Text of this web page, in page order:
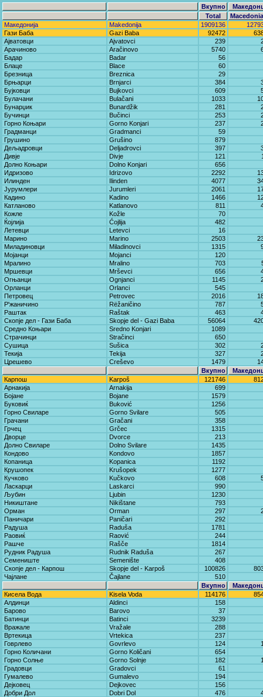
Вкупно
Total
Македонија
Makedonija 1909136
Гази Баба
Gazi Baba 92472
Ајватовци
Ajvatovci 239
Арачиново
Aračinovo 5740
Бадар
Badar
56
Блаце
Blace
60
Брезница
Breznica
29
Брњарци
Brnjarci 384
Бујковци
Bujkovci 609
Булачани
Bulačani 1033
Бунарџик
Bunardžik 281
Бучинци
Bučinci 253
Горно Коњари
Gorno Konjari 237
Градманци
Gradmanci
59
Грушино
Grušino
879
Дељадровци
Deljadrovci 397
Дивје
Divje 121
Долно Коњари
Dolno Konjari
656
Идризово
Idrizovo 2292
Илинден
Ilinden 4077
Јурумлери
Јurumleri 2061
Кадино
Kadino 1466
Катланово
Katlanovo 811
Кожле
Kožle
70
Ќојлија
Ćojlija
482
Летевци
Letevci
16
Марино
Marino 2503
Миладиновци
Miladinovci 1315
Мојанци
Mojanci
120
Мралино
Mralino 703
Мршевци
Mrševci 656
Огњанци
Ognjanci 1145
Орланци
Orlanci
545
Петровец
Petrovec 2016
Р'жаничино
Rëžaničino 787
Раштак
Raštak 463
Скопје дел - Гази Баба
Skopje del - Gazi Baba 56064
Средно Коњари
Sredno Konjari
1089
Страчинци
Stračinci
650
Сушица
Sušica 302
Текија
Tekija 327
Црешево
Creševo 1479
Вкупно
Карпош
Karpoš 121746
Арнакија
Arnakija
699
Бојане
Bojane
1579
Буковиќ
Buković
1256
Горно Свиларе
Gorno Svilare
505
Грачани
Gračani
358
Грчец
Grčec
1315
Дворце
Dvorce
213
Долно Свиларе
Dolno Svilare
1435
Кондово
Kondovo
1857
Копаница
Kopanica
1192
Крушопек
Krušopek
1277
Кучково
Kučkovo 608
Ласкарци
Laskarci
990
Љубин
Ljubin
1230
Никиштане
Nikištane
793
Орман
Orman 297
Паничари
Paničari
292
Радуша
Raduša
1781
Раовиќ
Raović
244
Рашче
Rašče
1814
Рудник Радуша
Rudnik Raduša
267
Семениште
Semenište
408
Скопје дел - Карпош
Skopje del - Karpoš 100826
Чајлане
Čajlane
510
Вкупно
Кисела Вода
Kisela Voda 114176
Алдинци
Aldinci
158
Барово
Barovo
37
Батинци
Batinci
3239
Вражале
Vražale
288
Вртекица
Vrtekica
237
Говрлево
Govrlevo 124
Горно Количани
Gorno Količani
654
Горно Солње
Gorno Solnje 182
Градовци
Gradovci
61
Гумалево
Gumalevo
194
Дејковец
Dejkovec
156
Добри Дол
Dobri Dol 476